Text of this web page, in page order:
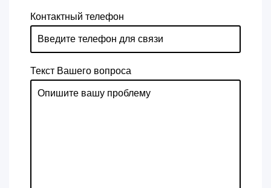
Контактный телефон
Текст Вашего вопроса